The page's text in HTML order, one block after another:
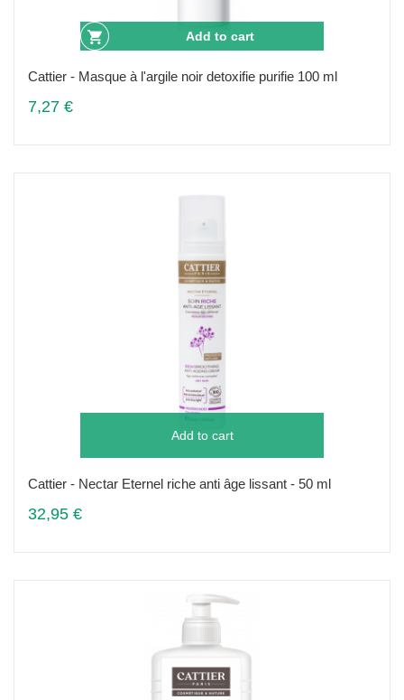
Add to cart
Cattier - Masque à l'argile noir detoxifie purifie 100 ml
7,27 €
Add to cart
Cattier - Nectar Eternel riche anti âge lissant - 50 ml
32,95 €